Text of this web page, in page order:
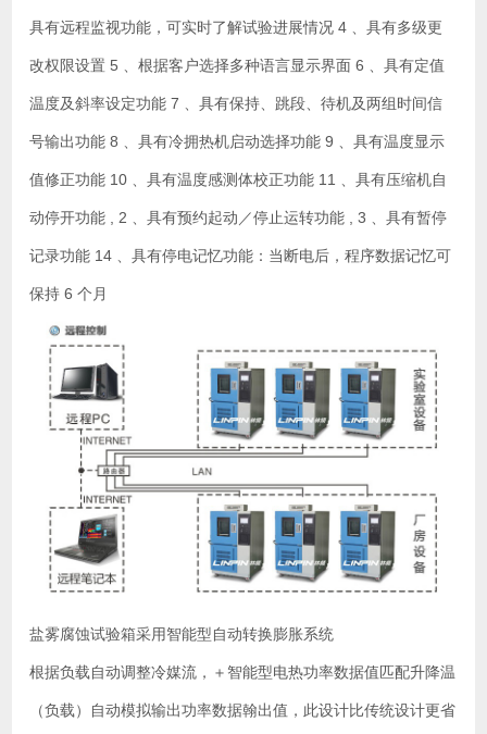
具有远程监视功能，可实时了解试验进展情况 4 、具有多级更
改权限设置 5 、根据客户选择多种语言显示界面 6 、具有定值
温度及斜率设定功能 7 、具有保持、跳段、待机及两组时间信
号输出功能 8 、具有冷拥热机启动选择功能 9 、具有温度显示
值修正功能 10 、具有温度感测体校正功能 11 、具有压缩机自
动停开功能 , 2 、具有预约起动／停止运转功能 , 3 、具有暂停
记录功能 14 、具有停电记忆功能：当断电后，程序数据记忆可
保持 6 个月
盐雾腐蚀试验箱采用智能型自动转换膨胀系统
根据负载自动调整冷媒流，＋智能型电热功率数据值匹配升降温
（负载）自动模拟输出功率数据翰出值，此设计比传统设计更省